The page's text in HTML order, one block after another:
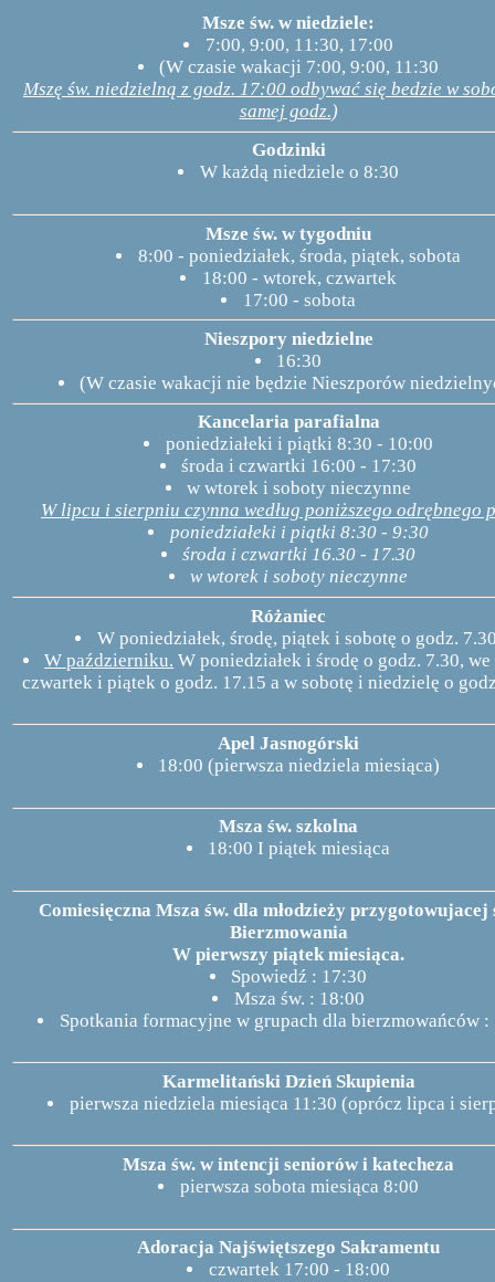
Msze św. w niedziele:
7:00, 9:00, 11:30, 17:00
(W czasie wakacji 7:00, 9:00, 11:30
Mszę św. niedzielną z godz. 17:00 odbywać się bedzie w
samej godz.)
Godzinki
W każdą niedziele o 8:30
Msze św. w tygodniu
8:00 - poniedziałek, środa, piątek, sobota
18:00 - wtorek, czwartek
17:00 - sobota
Nieszpory niedzielne
16:30
(W czasie wakacji nie będzie Nieszporów
Kancelaria parafialna
poniedziałeki i piątki 8:30 - 10:00
środa i czwartki 16:00 - 17:30
w wtorek i soboty nieczynne
W lipcu i sierpniu czynna według poniższego odrębnego
poniedziałeki i piątki 8:30 - 9:30
środa i czwartki 16.30 - 17.30
w wtorek i soboty nieczynne
Różaniec
W poniedziałek, środę, piątek i sobotę o godz.
W październiku. W poniedziałek i środę o godz. 7.30,
czwartek i piątek o godz. 17.15 a w sobotę i niedzielę o
Apel Jasnogórski
18:00 (pierwsza niedziela miesiąca)
Msza św. szkolna
18:00 I piątek miesiąca
Comiesięczna Msza św. dla młodzieży przygotowujacej
Bierzmowania
W pierwszy piątek miesiąca.
Spowiedź : 17:30
Msza św. : 18:00
Spotkania formacyjne w grupach dla bierzmowańców :
Karmelitański Dzień Skupienia
pierwsza niedziela miesiąca 11:30 (oprócz lipca i
Msza św. w intencji seniorów i katecheza
pierwsza sobota miesiąca 8:00
Adoracja Najświętszego Sakramentu
czwartek 17:00 - 18:00